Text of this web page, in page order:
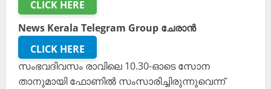
CLICK HERE
News Kerala Telegram Group ചേരാൻ
CLICK HERE
സംഭവദിവസം രാവിലെ 10.30-ഓടെ സോന
താനുമായി ഫോണിൽ സംസാരിച്ചിരുന്നുവെന്ന്